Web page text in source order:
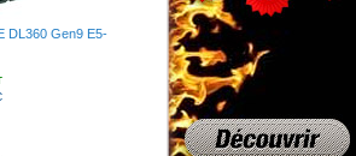
DL360 Gen9 E5-